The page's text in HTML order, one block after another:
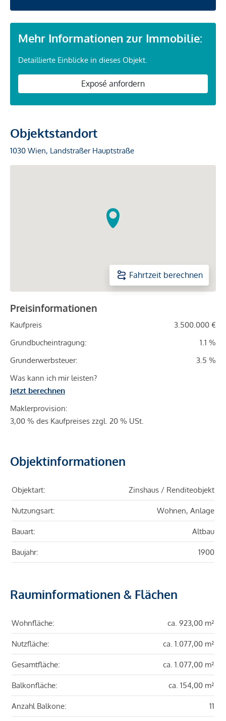
Mehr Informationen zur Immobilie:
Detaillierte Einblicke in dieses Objekt.
Exposé anfordern
Objektstandort
1030 Wien, Landstraßer Hauptstraße
Fahrtzeit berechnen
Preisinformationen
Kaufpreis
3.500.000 €
Grundbucheintragung:
1.1 %
Grunderwerbsteuer:
3.5 %
Was kann ich mir leisten?
Jetzt berechnen
Maklerprovision:
3,00 % des Kaufpreises zzgl. 20 % USt.
Objektinformationen
Objektart: Zinshaus / Renditeobjekt
Nutzungsart: Wohnen, Anlage
Bauart: Altbau
Baujahr: 1900
Rauminformationen & Flächen
Wohnfläche: ca. 923,00 m²
Nutzfläche: ca. 1.077,00 m²
Gesamtfläche: ca. 1.077,00 m²
Balkonfläche: ca. 154,00 m²
Anzahl Balkone: 11